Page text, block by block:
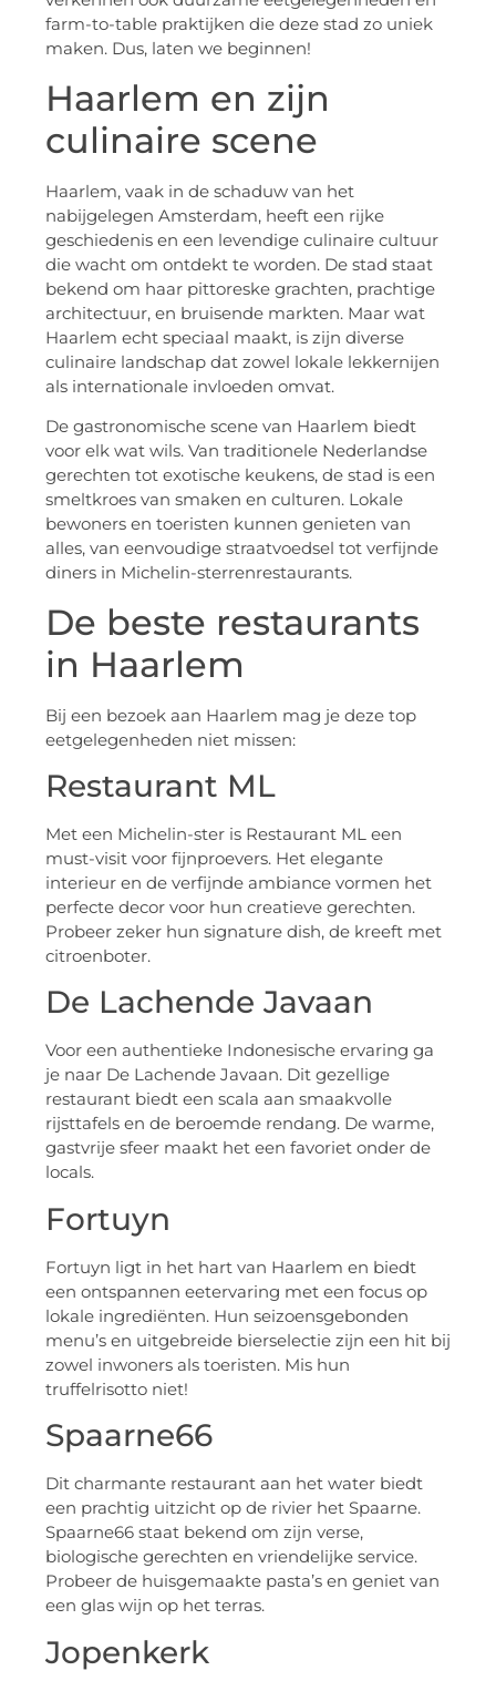
farm-to-table praktijken die deze stad zo uniek
maken. Dus, laten we beginnen!
Haarlem en zijn
culinaire scene
Haarlem, vaak in de schaduw van het
nabijgelegen Amsterdam, heeft een rijke
geschiedenis en een levendige culinaire cultuur
die wacht om ontdekt te worden. De stad staat
bekend om haar pittoreske grachten, prachtige
architectuur, en bruisende markten. Maar wat
Haarlem echt speciaal maakt, is zijn diverse
culinaire landschap dat zowel lokale lekkernijen
als internationale invloeden omvat.
De gastronomische scene van Haarlem biedt
voor elk wat wils. Van traditionele Nederlandse
gerechten tot exotische keukens, de stad is een
smeltkroes van smaken en culturen. Lokale
bewoners en toeristen kunnen genieten van
alles, van eenvoudige straatvoedsel tot verfijnde
diners in Michelin-sterrenrestaurants.
De beste restaurants
in Haarlem
Bij een bezoek aan Haarlem mag je deze top
eetgelegenheden niet missen:
Restaurant ML
Met een Michelin-ster is Restaurant ML een
must-visit voor fijnproevers. Het elegante
interieur en de verfijnde ambiance vormen het
perfecte decor voor hun creatieve gerechten.
Probeer zeker hun signature dish, de kreeft met
citroenboter.
De Lachende Javaan
Voor een authentieke Indonesische ervaring ga
je naar De Lachende Javaan. Dit gezellige
restaurant biedt een scala aan smaakvolle
rijsttafels en de beroemde rendang. De warme,
gastvrije sfeer maakt het een favoriet onder de
locals.
Fortuyn
Fortuyn ligt in het hart van Haarlem en biedt
een ontspannen eetervaring met een focus op
lokale ingrediënten. Hun seizoensgebonden
menu’s en uitgebreide bierselectie zijn een hit bij
zowel inwoners als toeristen. Mis hun
truffelrisotto niet!
Spaarne66
Dit charmante restaurant aan het water biedt
een prachtig uitzicht op de rivier het Spaarne.
Spaarne66 staat bekend om zijn verse,
biologische gerechten en vriendelijke service.
Probeer de huisgemaakte pasta’s en geniet van
een glas wijn op het terras.
Jopenkerk